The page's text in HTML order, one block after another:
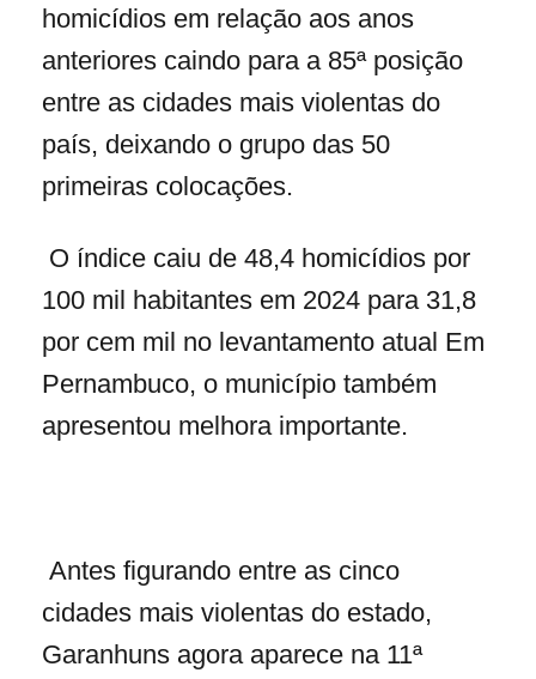
homicídios em relação aos anos
anteriores caindo para a 85ª posição
entre as cidades mais violentas do
país, deixando o grupo das 50
primeiras colocações.
O índice caiu de 48,4 homicídios por
100 mil habitantes em 2024 para 31,8
por cem mil no levantamento atual Em
Pernambuco, o município também
apresentou melhora importante.
Antes figurando entre as cinco
cidades mais violentas do estado,
Garanhuns agora aparece na 11ª